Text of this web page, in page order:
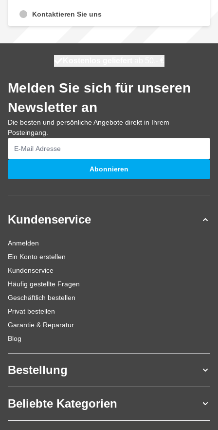
Kontaktieren Sie uns
Melden Sie sich für unseren
Newsletter an
Die besten und persönliche Angebote direkt in Ihrem
Posteingang.
E-Mailadresse
Abonnieren
Kundenservice
Anmelden
Ein Konto erstellen
Kundenservice
Häufig gestellte Fragen
Geschäftlich bestellen
Privat bestellen
Garantie & Reparatur
Blog
Bestellung
Beliebte Kategorien